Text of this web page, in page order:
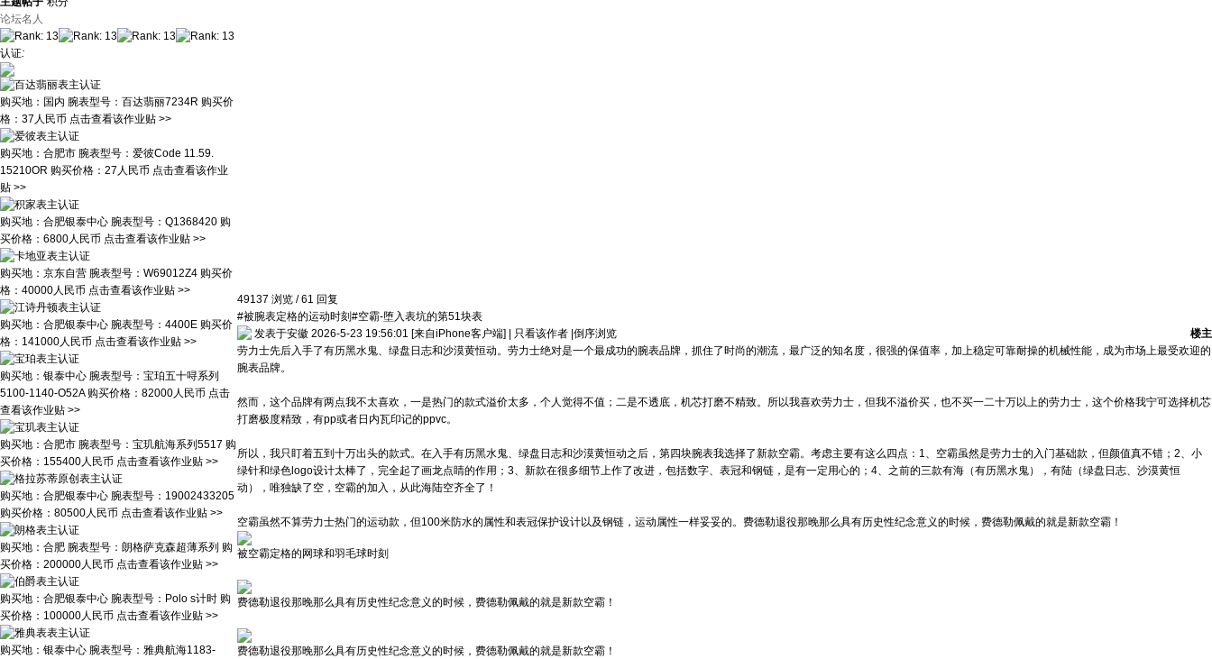
论坛名人
认证:
购买地： 国内 腕表型号： 百达翡丽7234R 购买价
格： 37人民币 点击查看该作业贴 >>
购买地： 合肥市 腕表型号： 爱彼Code 11.59.
15210OR 购买价格： 27人民币 点击查看该作业
贴 >>
购买地： 合肥银泰中心 腕表型号： Q1368420 购
买价格： 6800人民币 点击查看该作业贴 >>
购买地： 京东自营 腕表型号： W69012Z4 购买价
格： 40000人民币 点击查看该作业贴 >>
购买地： 合肥银泰中心 腕表型号： 4400E 购买价
格： 141000人民币 点击查看该作业贴 >>
购买地： 银泰中心 腕表型号： 宝珀五十㖊系列
5100-1140-O52A 购买价格： 82000人民币 点击
查看该作业贴 >>
购买地： 合肥市 腕表型号： 宝玑航海系列5517 购
买价格： 155400人民币 点击查看该作业贴 >>
购买地： 合肥银泰中心 腕表型号： 19002433205
购买价格： 80500人民币 点击查看该作业贴 >>
购买地： 合肥 腕表型号： 朗格萨克森超薄系列 购
买价格： 200000人民币 点击查看该作业贴 >>
购买地： 合肥银泰中心 腕表型号： Polo s计时 购
买价格： 100000人民币 点击查看该作业贴 >>
购买地： 银泰中心 腕表型号： 雅典航海1183-
49137 浏览 /61 回复
#被腕表定格的运动时刻#空霸-堕入表坑的第51块表
楼主
发表于安徽 2026-5-23 19:56:01 [来自iPhone客户端] 只看该作者 倒序浏览
劳力士先后入手了有历黑水鬼、绿盘日志和沙漠黄恒动。劳力士绝对是一个最成功的腕表品牌，抓住了时尚的潮流，最广泛的知名度，很强的保值率，加上稳定可靠耐操的机械性能，成为市场上最受欢迎的
腕表品牌。
然而，这个品牌有两点我不太喜欢，一是热门的款式溢价太多，个人觉得不值；二是不透底，机芯打磨不精致。所以我喜欢劳力士，但我不溢价买，也不买一二十万以上的劳力士，这个价格我宁可选择机芯
打磨极度精致，有pp或者日内瓦印记的ppvc。
所以，我只盯着五到十万出头的款式。在入手有历黑水鬼、绿盘日志和沙漠黄恒动之后，第四块腕表我选择了新款空霸。考虑主要有这么四点：1、空霸虽然是劳力士的入门基础款，但颜值真不错；2、小
绿针和绿色logo设计太棒了，完全起了画龙点睛的作用；3、新款在很多细节上作了改进，包括数字、表冠和钢链，是有一定用心的；4、之前的三款有海（有历黑水鬼），有陆（绿盘日志、沙漠黄恒
动），唯独缺了空，空霸的加入，从此海陆空齐全了！
空霸虽然不算劳力士热门的运动款，但100米防水的属性和表冠保护设计以及钢链，运动属性一样妥妥的。费德勒退役那晚那么具有历史性纪念意义的时候，费德勒佩戴的就是新款空霸！
被空霸定格的网球和羽毛球时刻
费德勒退役那晚那么具有历史性纪念意义的时候，费德勒佩戴的就是新款空霸！
费德勒退役那晚那么具有历史性纪念意义的时候，费德勒佩戴的就是新款空霸！